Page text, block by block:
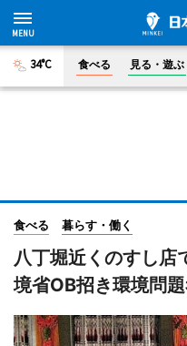
34°C 食べる 見る・遊ぶ
食べる 暮らす・働く
八丁堀近くのすし
境省OB招き環境問